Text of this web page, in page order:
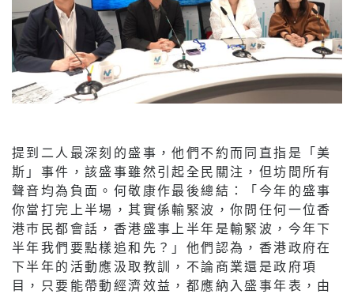
提到二人最深刻的盛事，他們不約而同直指是「美
斯」事件，該盛事雖然引起全民關注，但坊間所有
聲音均為負面。何敬康作最後總結：「今年的盛事
你當打完上半場，其實係輸緊波，你問任何一位香
港巿民都會話，香港盛事上半年是輸緊波，今年下
半年我們要點樣追和先？」他們認為，香港政府在
下半年的活動應汲取教訓，不論商業還是政府項
目，只要能帶動經濟效益，都應納入盛事年表，由